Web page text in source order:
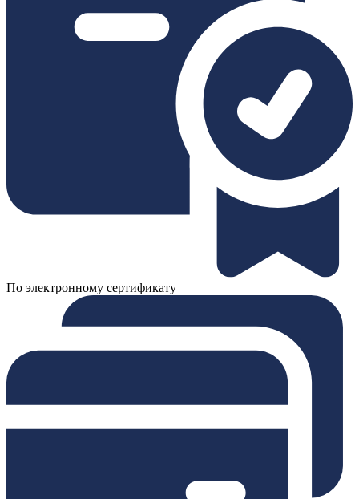
По электронному сертификату